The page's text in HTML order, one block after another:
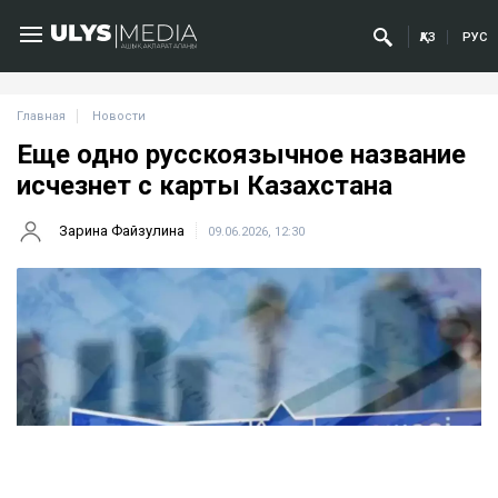
ҚАЗ РУС
Главная Новости
Еще одно русскоязычное название
исчезнет с карты Казахстана
Зарина Файзулина 09.06.2026, 12:30